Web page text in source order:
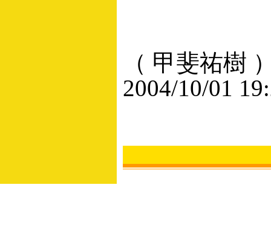
（ 甲斐祐樹
2004/10/01